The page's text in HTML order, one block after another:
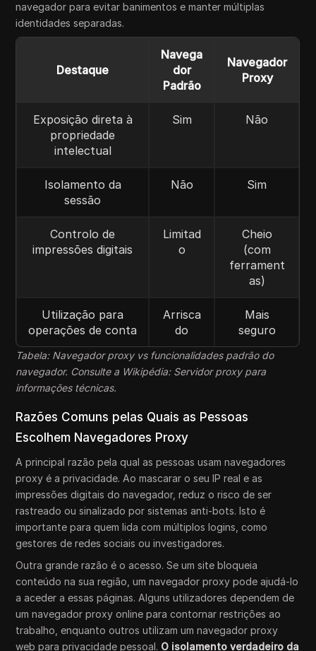
navegador para evitar banimentos e manter múltiplas
identidades separadas.
Destaque
Navega
dor
Padrão
Navegador
Proxy
Exposição direta à
propriedade
intelectual
Sim Não
Isolamento da
sessão
Não Sim
Controlo de
impressões digitais
Limitad
o
Cheio
(com
ferrament
as)
Utilização para
operações de conta
Arrisca
do
Mais
seguro
Tabela: Navegador proxy vs funcionalidades padrão do
navegador. Consulte a Wikipédia: Servidor proxy para
informações técnicas.
Razões Comuns pelas Quais as Pessoas
Escolhem Navegadores Proxy
A principal razão pela qual as pessoas usam navegadores
proxy é a privacidade. Ao mascarar o seu IP real e as
impressões digitais do navegador, reduz o risco de ser
rastreado ou sinalizado por sistemas anti-bots. Isto é
importante para quem lida com múltiplos logins, como
gestores de redes sociais ou investigadores.
Outra grande razão é o acesso. Se um site bloqueia
conteúdo na sua região, um navegador proxy pode ajudá-lo
a aceder a essas páginas. Alguns utilizadores dependem de
um navegador proxy online para contornar restrições ao
trabalho, enquanto outros utilizam um navegador proxy
web para privacidade pessoal. O isolamento verdadeiro da